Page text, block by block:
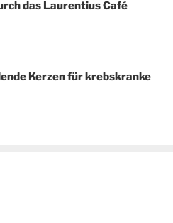
das Laurentius Café
Kerzen für krebskranke